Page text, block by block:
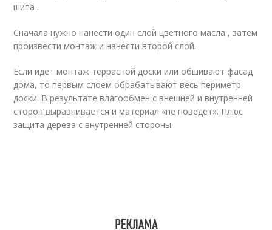
шипа .
Сначала нужно нанести один слой цветного масла , затем
произвести монтаж и нанести второй слой.
Если идет монтаж террасной доски или обшивают фасад
дома, то первым слоем обрабатывают весь периметр
доски. В результате влагообмен с внешней и внутренней
сторон выравнивается и материал «не поведет». Плюс
защита дерева с внутренней стороны.